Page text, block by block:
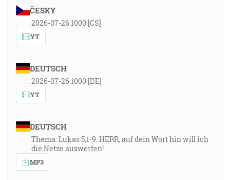
ČESKY
2026-07-26 1000 [CS]
YT
DEUTSCH
2026-07-26 1000 [DE]
YT
DEUTSCH
Thema: Lukas 5,1-9: HERR, auf dein Wort hin will ich
die Netze auswerfen!
MP3